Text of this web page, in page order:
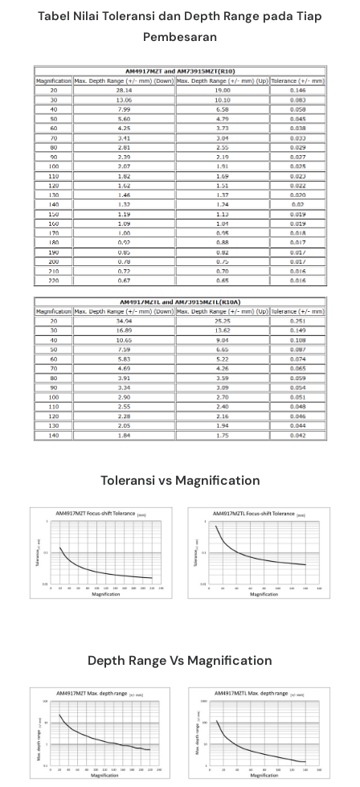
Tabel Nilai Toleransi dan Depth Range pada Tiap
Pembesaran
Toleransi vs Magnification
Depth Range Vs Magnification